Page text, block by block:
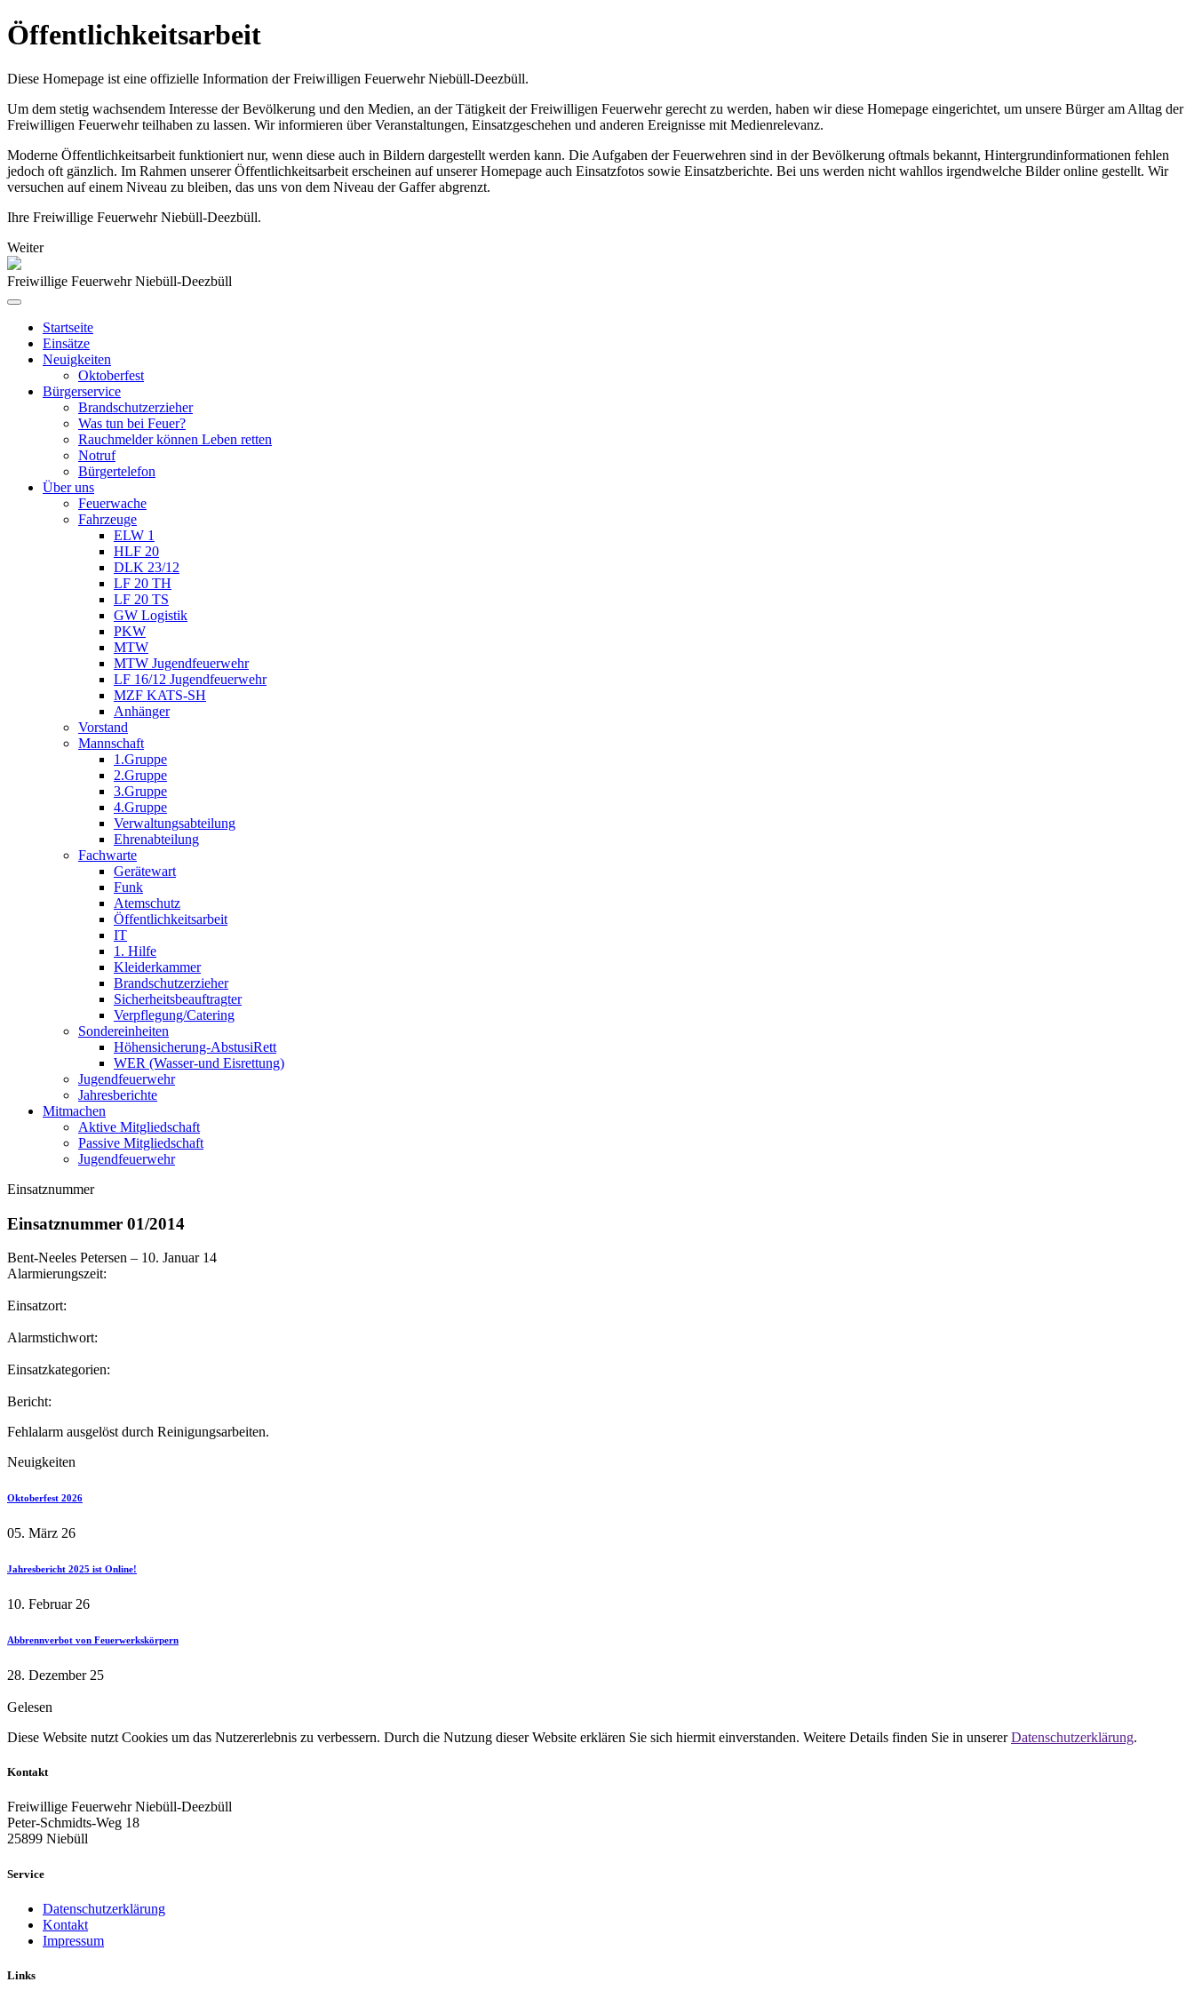
Öffentlichkeitsarbeit
Diese Homepage ist eine offizielle Information der Freiwilligen Feuerwehr Niebüll-Deezbüll.
Um dem stetig wachsendem Interesse der Bevölkerung und den Medien, an der Tätigkeit der Freiwilligen Feuerwehr gerecht zu werden, haben wir diese Homepage eingerichtet, um unsere Bürger am Alltag der
Freiwilligen Feuerwehr teilhaben zu lassen. Wir informieren über Veranstaltungen, Einsatzgeschehen und anderen Ereignisse mit Medienrelevanz.
Moderne Öffentlichkeitsarbeit funktioniert nur, wenn diese auch in Bildern dargestellt werden kann. Die Aufgaben der Feuerwehren sind in der Bevölkerung oftmals bekannt, Hintergrundinformationen fehlen
jedoch oft gänzlich. Im Rahmen unserer Öffentlichkeitsarbeit erscheinen auf unserer Homepage auch Einsatzfotos sowie Einsatzberichte. Bei uns werden nicht wahllos irgendwelche Bilder online gestellt. Wir
versuchen auf einem Niveau zu bleiben, das uns von dem Niveau der Gaffer abgrenzt.
Ihre Freiwillige Feuerwehr Niebüll-Deezbüll.
Weiter
Freiwillige Feuerwehr Niebüll-Deezbüll
Startseite
Einsätze
Neuigkeiten
Oktoberfest
Bürgerservice
Brandschutzerzieher
Was tun bei Feuer?
Rauchmelder können Leben retten
Notruf
Bürgertelefon
Über uns
Feuerwache
Fahrzeuge
ELW 1
HLF 20
DLK 23/12
LF 20 TH
LF 20 TS
GW Logistik
PKW
MTW
MTW Jugendfeuerwehr
LF 16/12 Jugendfeuerwehr
MZF KATS-SH
Anhänger
Vorstand
Mannschaft
1.Gruppe
2.Gruppe
3.Gruppe
4.Gruppe
Verwaltungsabteilung
Ehrenabteilung
Fachwarte
Gerätewart
Funk
Atemschutz
Öffentlichkeitsarbeit
IT
1. Hilfe
Kleiderkammer
Brandschutzerzieher
Sicherheitsbeauftragter
Verpflegung/Catering
Sondereinheiten
Höhensicherung-AbstusiRett
WER (Wasser-und Eisrettung)
Jugendfeuerwehr
Jahresberichte
Mitmachen
Aktive Mitgliedschaft
Passive Mitgliedschaft
Jugendfeuerwehr
Einsatznummer
Einsatznummer 01/2014
Bent-Neeles Petersen – 10. Januar 14
Alarmierungszeit:
Einsatzort:
Alarmstichwort:
Einsatzkategorien:
Bericht:
Fehlalarm ausgelöst durch Reinigungsarbeiten.
Neuigkeiten
Oktoberfest 2026
05. März 26
Jahresbericht 2025 ist Online!
10. Februar 26
Abbrennverbot von Feuerwerkskörpern
28. Dezember 25
Gelesen
Diese Website nutzt Cookies um das Nutzererlebnis zu verbessern. Durch die Nutzung dieser Website erklären Sie sich hiermit einverstanden. Weitere Details finden Sie in unsererDatenschutzerklärung.
Kontakt
Freiwillige Feuerwehr Niebüll-Deezbüll
Peter-Schmidts-Weg 18
25899 Niebüll
Service
Datenschutzerklärung
Kontakt
Impressum
Links